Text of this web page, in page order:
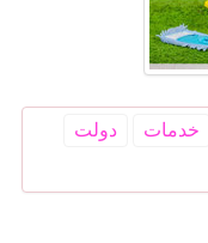
خدمات
دولت